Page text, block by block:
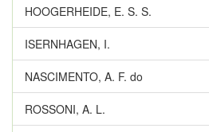
HOOGERHEIDE, E. S. S.
ISERNHAGEN, I.
NASCIMENTO, A. F. do
ROSSONI, A. L.